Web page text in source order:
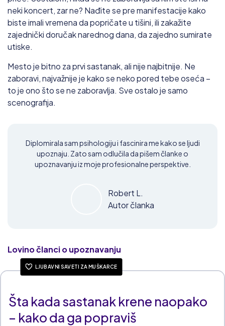
neki koncert, zar ne? Nađite se pre manifestacije kako
biste imali vremena da popričate u tišini, ili zakažite
zajednički doručak narednog dana, da zajedno sumirate
utiske.
Mesto je bitno za prvi sastanak, ali nije najbitnije. Ne
zaboravi, najvažnije je kako se neko pored tebe oseća –
to je ono što se ne zaboravlja. Sve ostalo je samo
scenografija.
Diplomirala sam psihologiju i fascinira me kako se ljudi
upoznaju. Zato sam odlučila da pišem članke o
upoznavanju iz moje profesionalne perspektive.
Robert L.
Autor članka
Lovino članci o upoznavanju
LJUBAVNI SAVETI ZA MUŠKARCE
Šta kada sastanak krene naopako
– kako da ga popraviš